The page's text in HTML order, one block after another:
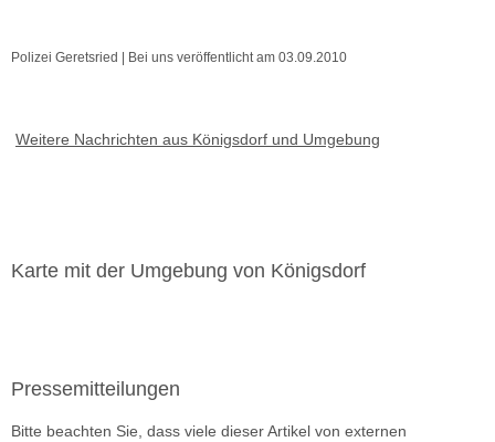
Polizei Geretsried | Bei uns veröffentlicht am 03.09.2010
Weitere Nachrichten aus Königsdorf und Umgebung
Karte mit der Umgebung von Königsdorf
Pressemitteilungen
Bitte beachten Sie, dass viele dieser Artikel von externen